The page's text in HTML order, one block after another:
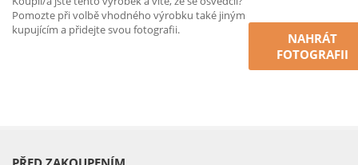
Pomozte při volbě vhodného výrobku také jiným
kupujícím a přidejte svou fotografii.
NAHRÁT
FOTOGRAFII